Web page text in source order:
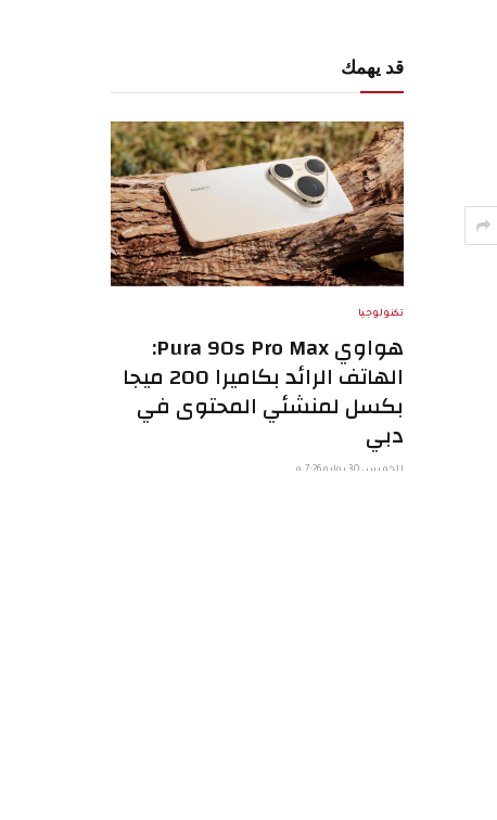
قد يهمك
تكنولوجيا
هواوي Pura 90s Pro Max:
الهاتف الرائد بكاميرا 200 ميجا
بكسل لمنشئي المحتوى في
دبي
الخميس 30 يوليو 7:26 م